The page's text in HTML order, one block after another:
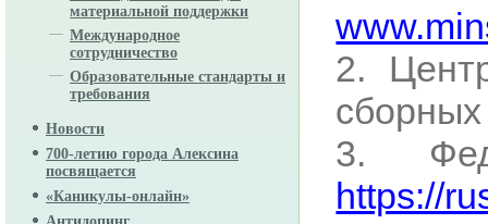
материальной поддержки
Международное
сотрудничество
Образовательные стандарты и
требования
Новости
700-летию города Алексина
посвящается
«Каникулы-онлайн»
2.
3.
https://